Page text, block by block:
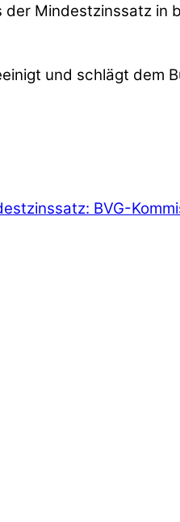
Mindestzinssatz
und schlägt dem
BVG-